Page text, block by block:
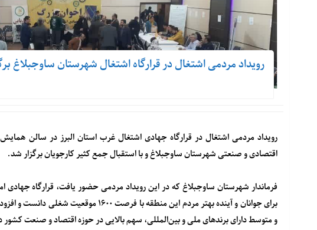
رویداد مردمی اشتغال در قرارگاه اشتغال شهرستان ساوجبلاغ
اقتصادی و صنعتی شهرستان ساوجبلاغ و با استقبال جمع کثیر کارجویان برگزار شد.
فرماندار شهرستان ساوجبلاغ که در این رویداد مردمی حضور یافت، قرارگاه جهادی
و متوسط دارای برندهای ملی و بین‌المللی، سهم بالایی در حوزه اقتصاد و صنعت کشور